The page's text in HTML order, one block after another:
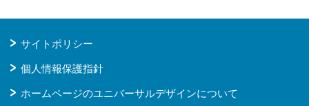
サイトポリシー
個人情報保護指針
ホームページのユニバーサルデザインについて